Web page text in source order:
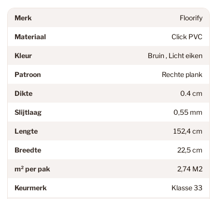
Merk Floorify
Materiaal Click PVC
Kleur Bruin , Licht eiken
Patroon Rechte plank
Dikte 0.4 cm
Slijtlaag 0,55 mm
Lengte 152,4 cm
Breedte 22,5 cm
m² per pak 2,74 M2
Keurmerk Klasse 33